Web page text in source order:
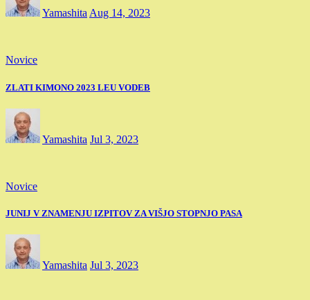
YamashitaAug 14, 2023
Novice
ZLATI KIMONO 2023 LEU VODEB
Yamashita Jul 3, 2023
Novice
JUNIJ V ZNAMENJU IZPITOV ZA VIŠJO STOPNJO PASA
Yamashita Jul 3, 2023